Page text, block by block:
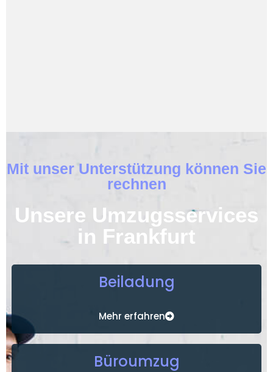
Mit unser Unterstützung können Sie
rechnen
Unsere Umzugsservices
in Frankfurt
Beiladung
Mehr erfahren
Büroumzug